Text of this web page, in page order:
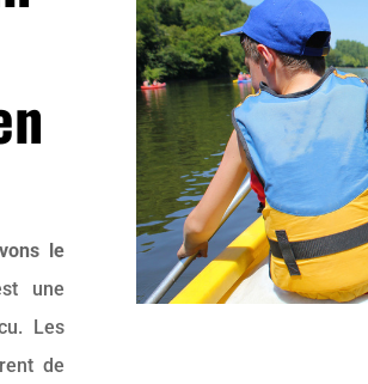
le
une
Les
de